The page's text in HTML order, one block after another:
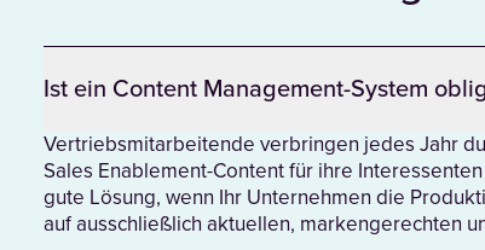
Ist ein Content Management-System
Vertriebsmitarbeitende verbringen jedes Jahr
Sales Enablement-Content für ihre
gute Lösung, wenn Ihr Unternehmen die
auf ausschließlich aktuellen, markengerechten